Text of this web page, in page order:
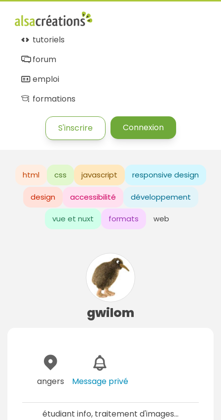
tutoriels
forum
emploi
formations
S'inscrire Connexion
html css javascript responsive design
design accessibilité développement
vue et nuxt formats web
gwilom
angers Message privé
étudiant info, traitement d'images...